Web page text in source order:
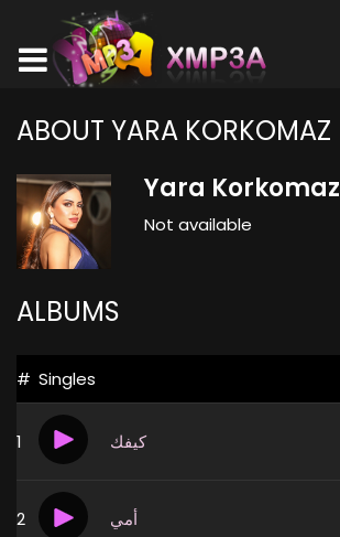
ABOUT YARA KORKOMAZ
Yara Korkomaz
Not available
ALBUMS
# Singles
1 كيفك
2 أمي